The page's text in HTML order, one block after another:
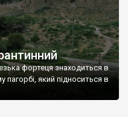
фортеця знаходиться в
пагорбі, який підноситься в